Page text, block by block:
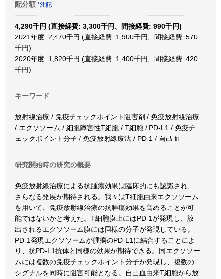
配分額 *注記
4,290千円 (直接経費: 3,300千円、間接経費: 990千円)
2021年度: 2,470千円 (直接経費: 1,900千円、間接経費: 570
千円)
2020年度: 1,820千円 (直接経費: 1,400千円、間接経費: 420
千円)
キーワード
放射線治療 / 免疫チェックポイント阻害剤 / 免疫放射線治療
/ エクソソーム / 細胞障害性T細胞 / T細胞 / PD-L1 / 免疫チ
ェックポイント分子 / 免疫放射線療法 / PD-1 / 自己血
研究開始時の研究の概要
免疫放射線治療による抗腫瘍効果は臨床的にも認識され、
さらなる発展が期待される。我々はT細胞由来エクソソーム
を用いて、免疫放射線治療の抗腫瘍効果を高めることが可
能ではないかと考えた。T細胞膜上にはPD-1が発現し、放
出されるエクソソーム膜には同様の分子が発現している。
PD-1発現エクソソームが腫瘍のPD-L1に結合することによ
り、抗PD-L1抗体と同様の効果が期待できる。同エクソソー
ムには複数の免疫チェックポイント分子が発現し、複数の
シグナルを同時に阻害可能となる。自己血由来T細胞から放